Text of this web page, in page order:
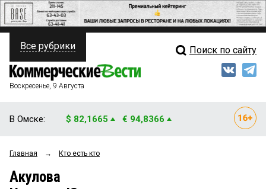
ПОЛИТИКА
ФИНАНСЫ
ОБЩЕСТВО
ЗАКОН
Свежий выпуск
Все рубрики Поиск по сайту
Воскресенье, 9 Августа
В Омске: $ 82,1665 € 94,8366
Главная → Кто есть кто
Акулова